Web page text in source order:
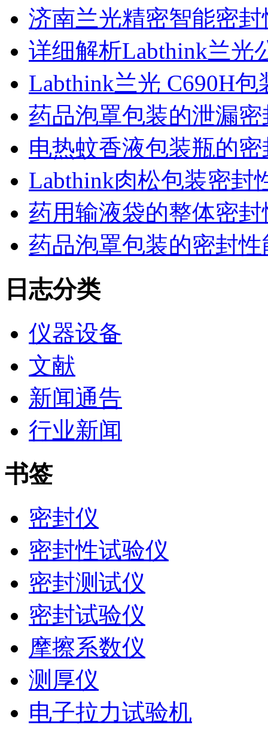
济南兰光精密智能密
详细解析Labthink兰光
Labthink兰光 C690H
药品泡罩包装的泄漏
电热蚊香液包装瓶的
Labthink肉松包装密封
药用输液袋的整体密
药品泡罩包装的密封
日志分类
仪器设备
文献
新闻通告
行业新闻
书签
密封仪
密封性试验仪
密封测试仪
密封试验仪
摩擦系数仪
测厚仪
电子拉力试验机